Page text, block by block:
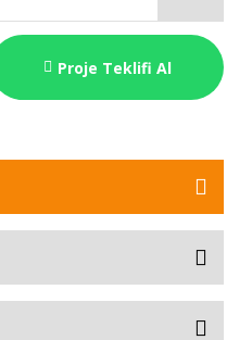
Proje Teklifi Al